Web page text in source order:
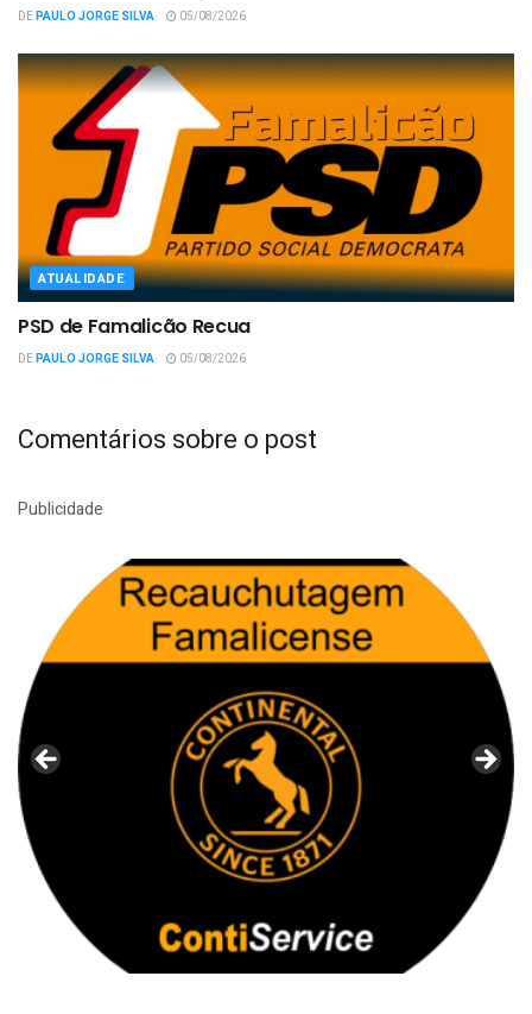
DEPAULO JORGE SILVA 05/08/2026
ATUALIDADE
PSD de Famalicão Recua
DEPAULO JORGE SILVA 05/08/2026
Comentários sobre o post
Publicidade